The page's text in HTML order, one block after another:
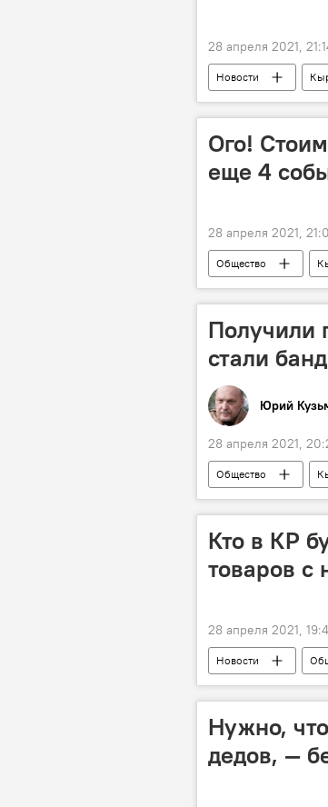
28 апреля 2021,
Новости
Кадровые
Ого!
еще 4
28 апреля 2021,
Общество
новости недели
Получили
стали
Юрий
28 апреля 2021,
Общество
банда
налет
Кто в КР
товаров
28 апреля 2021,
Новости
пломба
Нужно,
дедов, —